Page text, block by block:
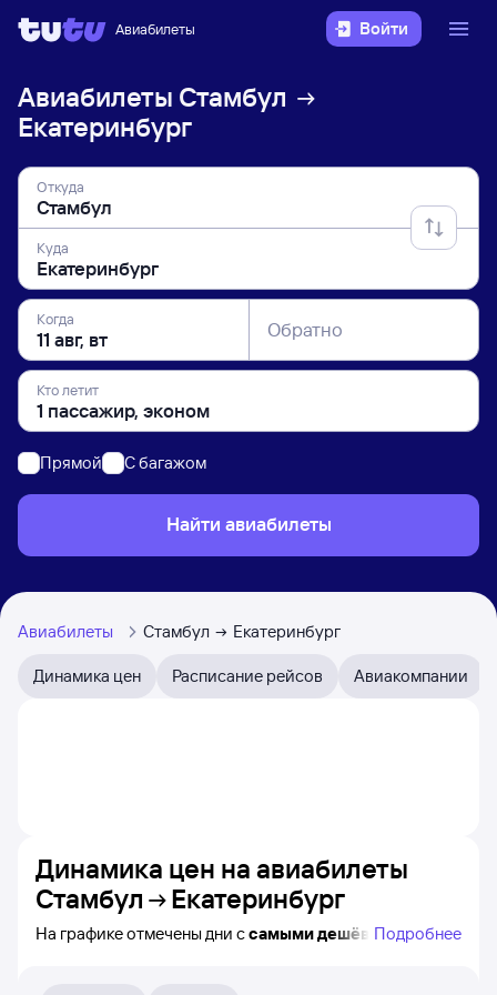
Авиабилеты Войти
Авиабилеты Стамбул
Екатеринбург
Откуда
Куда
Когда Обратно
Кто летит
Прямой C багажом
Найти авиабилеты
Авиабилеты Стамбул Екатеринбург
Динамика цен Расписание рейсов Авиакомпании
Динамика цен на авиабилеты
Стамбул
Екатеринбург
На графике отмечены дни ссамыми дешёвымиПодробнее